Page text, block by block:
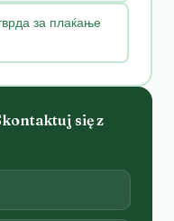
за плаќање
się z